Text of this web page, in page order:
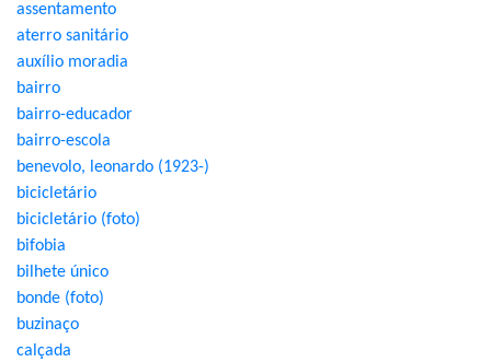
assentamento
aterro sanitário
auxílio moradia
bairro
bairro-educador
bairro-escola
benevolo, leonardo (1923-)
bicicletário
bicicletário (foto)
bifobia
bilhete único
bonde (foto)
buzinaço
calçada